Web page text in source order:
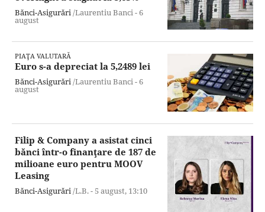
Bănci-Asigurări/Laurentiu Banci -6
august
PIAŢA VALUTARĂ
Euro s-a depreciat la 5,2489 lei
Bănci-Asigurări/Laurentiu Banci -6
august
Filip & Company a asistat cinci
bănci într-o finanţare de 187 de
milioane euro pentru MOOV
Leasing
Bănci-Asigurări/L.B. - 5 august, 13:10